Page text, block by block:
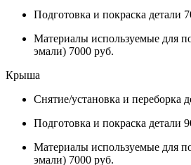
Подготовка и покраска детали
Материалы используемые для
эмали) 7000 руб.
Крыша
Снятие/установка и переборка
Подготовка и покраска детали
Материалы используемые для
эмали) 7000 руб.